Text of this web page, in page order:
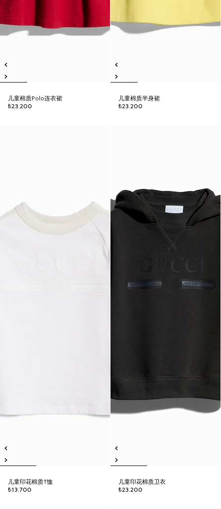
儿童棉质Polo连衣裙
₺23.200
儿童棉质半身裙
₺23.200
儿童印花棉质T恤
₺13.700
儿童印花棉质卫衣
₺23.200